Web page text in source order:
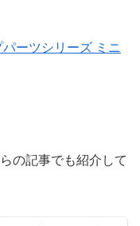
ーツシリーズ ミニ
の記事でも紹介して